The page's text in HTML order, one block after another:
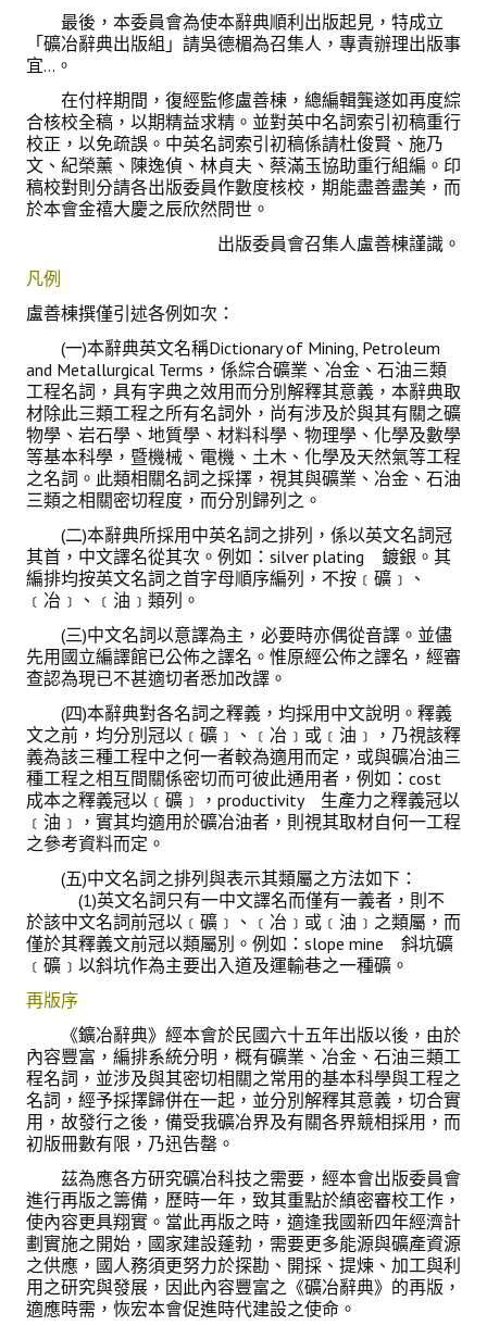
最後，本委員會為使本辭典順利出版起見，特成立
「礦冶辭典出版組」請吳德楣為召集人，專責辦理出版事
宜…。
在付梓期間，復經監修盧善棟，總編輯龔遂如再度綜
合核校全稿，以期精益求精。並對英中名詞索引初稿重行
校正，以免疏誤。中英名詞索引初稿係請杜俊賢、施乃
文、紀榮薰、陳逸偵、林貞夫、蔡滿玉協助重行組編。印
稿校對則分請各出版委員作數度核校，期能盡善盡美，而
於本會金禧大慶之辰欣然問世。
出版委員會召集人盧善棟謹識。
凡例
盧善棟撰僅引述各例如次：
(一)本辭典英文名稱Dictionary of Mining, Petroleum
and Metallurgical Terms，係綜合礦業、冶金、石油三類
工程名詞，具有字典之效用而分別解釋其意義，本辭典取
材除此三類工程之所有名詞外，尚有涉及於與其有關之礦
物學、岩石學、地質學、材料科學、物理學、化學及數學
等基本科學，暨機械、電機、土木、化學及天然氣等工程
之名詞。此類相關名詞之採擇，視其與礦業、冶金、石油
三類之相關密切程度，而分別歸列之。
(二)本辭典所採用中英名詞之排列，係以英文名詞冠
其首，中文譯名從其次。例如：silver plating 鍍銀。其
編排均按英文名詞之首字母順序編列，不按﹝礦﹞、
﹝冶﹞、﹝油﹞類列。
(三)中文名詞以意譯為主，必要時亦偶從音譯。並儘
先用國立編譯館已公佈之譯名。惟原經公佈之譯名，經審
查認為現已不甚適切者悉加改譯。
(四)本辭典對各名詞之釋義，均採用中文說明。釋義
文之前，均分別冠以﹝礦﹞、﹝冶﹞或﹝油﹞，乃視該釋
義為該三種工程中之何一者較為適用而定，或與礦冶油三
種工程之相互間關係密切而可彼此通用者，例如：cost
成本之釋義冠以﹝礦﹞，productivity 生產力之釋義冠以
﹝油﹞，實其均適用於礦冶油者，則視其取材自何一工程
之參考資料而定。
(五)中文名詞之排列與表示其類屬之方法如下：
(1)英文名詞只有一中文譯名而僅有一義者，則不
於該中文名詞前冠以﹝礦﹞、﹝冶﹞或﹝油﹞之類屬，而
僅於其釋義文前冠以類屬別。例如：slope mine 斜坑礦
﹝礦﹞以斜坑作為主要出入道及運輸巷之一種礦。
再版序
《鑛冶辭典》經本會於民國六十五年出版以後，由於
內容豐富，編排系統分明，概有礦業、冶金、石油三類工
程名詞，並涉及與其密切相關之常用的基本科學與工程之
名詞，經予採擇歸併在一起，並分別解釋其意義，切合實
用，故發行之後，備受我礦冶界及有關各界競相採用，而
初版冊數有限，乃迅告罄。
茲為應各方研究礦冶科技之需要，經本會出版委員會
進行再版之籌備，歷時一年，致其重點於縝密審校工作，
使內容更具翔實。當此再版之時，適逢我國新四年經濟計
劃實施之開始，國家建設蓬勃，需要更多能源與礦產資源
之供應，國人務須更努力於探勘、開採、提煉、加工與利
用之研究與發展，因此內容豐富之《礦冶辭典》的再版，
適應時需，恢宏本會促進時代建設之使命。